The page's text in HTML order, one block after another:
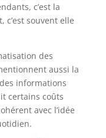
c’est la
souvent elle
des
aussi la
informations
certains coûts
avec l’idée